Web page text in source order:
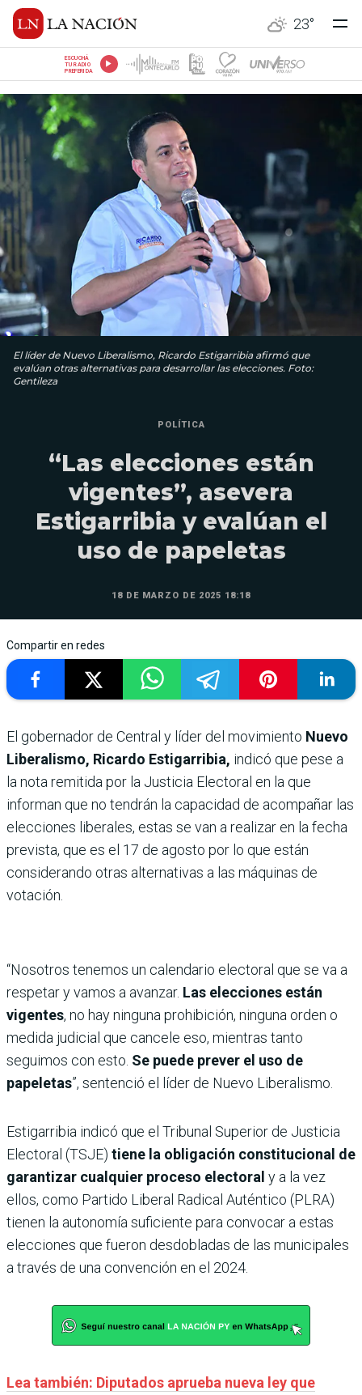
23°
ESCUCHÁ
TU RADIO
PREFERIDA
El líder de Nuevo Liberalismo, Ricardo Estigarribia afirmó que
evalúan otras alternativas para desarrollar las elecciones. Foto:
Gentileza
POLÍTICA
“Las elecciones están
vigentes”, asevera
Estigarribia y evalúan el
uso de papeletas
18 DE MARZO DE 2025 18:18
Compartir en redes
El gobernador de Central y líder del movimiento Nuevo
Liberalismo, Ricardo Estigarribia, indicó que pese a
la nota remitida por la Justicia Electoral en la que
informan que no tendrán la capacidad de acompañar las
elecciones liberales, estas se van a realizar en la fecha
prevista, que es el 17 de agosto por lo que están
considerando otras alternativas a las máquinas de
votación.
“Nosotros tenemos un calendario electoral que se va a
respetar y vamos a avanzar. Las elecciones están
vigentes, no hay ninguna prohibición, ninguna orden o
medida judicial que cancele eso, mientras tanto
seguimos con esto. Se puede prever el uso de
papeletas”, sentenció el líder de Nuevo Liberalismo.
Estigarribia indicó que el Tribunal Superior de Justicia
Electoral (TSJE) tiene la obligación constitucional de
garantizar cualquier proceso electoral y a la vez
ellos, como Partido Liberal Radical Auténtico (PLRA)
tienen la autonomía suficiente para convocar a estas
elecciones que fueron desdobladas de las municipales
a través de una convención en el 2024.
Lea también: Diputados aprueba nueva ley que